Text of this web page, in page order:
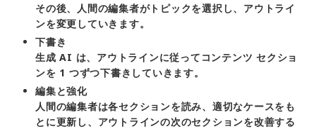
その後、人間の編集者がトピックを選択し、アウトライ
ンを変更していきます。
下書き
生成 AI は、アウトラインに従ってコンテンツ セクショ
ンを 1 つずつ下書きしていきます。
編集と強化
人間の編集者は各セクションを読み、適切なケースをも
とに更新し、アウトラインの次のセクションを改善する